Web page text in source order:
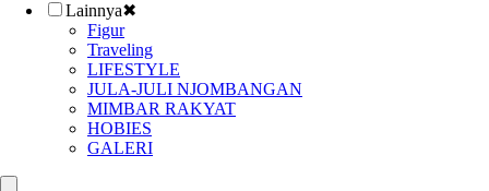
Lainnya✖
Figur
Traveling
LIFESTYLE
JULA-JULI NJOMBANGAN
MIMBAR RAKYAT
HOBIES
GALERI